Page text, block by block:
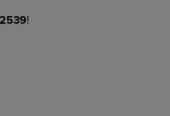
!